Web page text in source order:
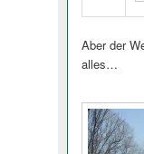
Aber der
alles…